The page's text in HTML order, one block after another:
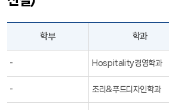
학부 학과
- Hospitality경영학과
- 조리&푸드디자인학과